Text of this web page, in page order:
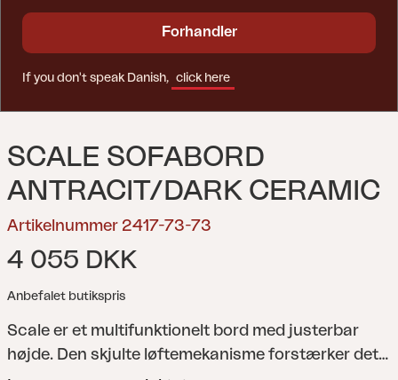
SCALE SOFABORD
ANTRACIT/DARK CERAMIC
Artikelnummer 2417-73-73
4 055 DKK
Anbefalet butikspris
Scale er et multifunktionelt bord med justerbar
højde. Den skjulte løftemekanisme forstærker det
Forhandler
If you don't speak Danish, click here